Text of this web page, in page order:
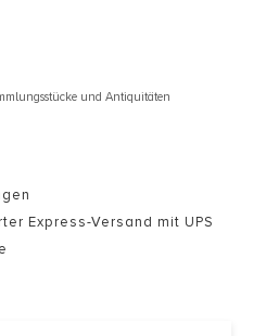
und Antiquitäten
Express-Versand mit UPS